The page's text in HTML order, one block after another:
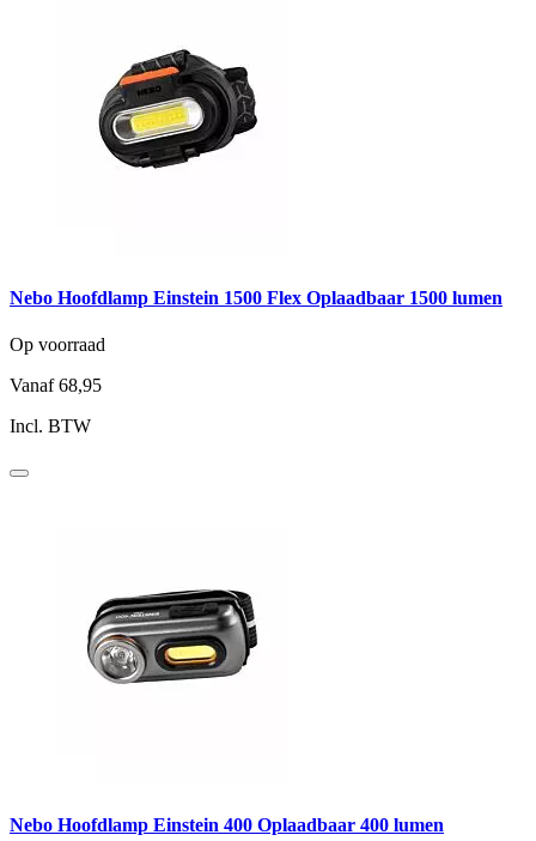
Nebo Hoofdlamp Einstein 1500 Flex Oplaadbaar 1500 lumen
Op voorraad
Vanaf 68,95
Incl. BTW
Nebo Hoofdlamp Einstein 400 Oplaadbaar 400 lumen